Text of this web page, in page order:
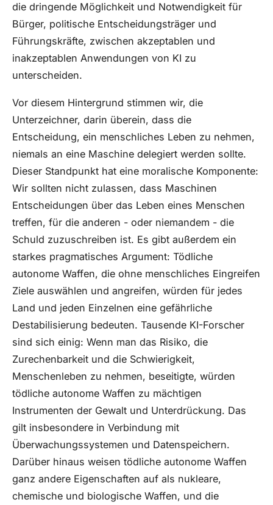
die dringende Möglichkeit und Notwendigkeit für
Bürger, politische Entscheidungsträger und
Führungskräfte, zwischen akzeptablen und
inakzeptablen Anwendungen von KI zu
unterscheiden.
Vor diesem Hintergrund stimmen wir, die
Unterzeichner, darin überein, dass die
Entscheidung, ein menschliches Leben zu nehmen,
niemals an eine Maschine delegiert werden sollte.
Dieser Standpunkt hat eine moralische Komponente:
Wir sollten nicht zulassen, dass Maschinen
Entscheidungen über das Leben eines Menschen
treffen, für die anderen - oder niemandem - die
Schuld zuzuschreiben ist. Es gibt außerdem ein
starkes pragmatisches Argument: Tödliche
autonome Waffen, die ohne menschliches Eingreifen
Ziele auswählen und angreifen, würden für jedes
Land und jeden Einzelnen eine gefährliche
Destabilisierung bedeuten. Tausende KI-Forscher
sind sich einig: Wenn man das Risiko, die
Zurechenbarkeit und die Schwierigkeit,
Menschenleben zu nehmen, beseitigte, würden
tödliche autonome Waffen zu mächtigen
Instrumenten der Gewalt und Unterdrückung. Das
gilt insbesondere in Verbindung mit
Überwachungssystemen und Datenspeichern.
Darüber hinaus weisen tödliche autonome Waffen
ganz andere Eigenschaften auf als nukleare,
chemische und biologische Waffen, und die